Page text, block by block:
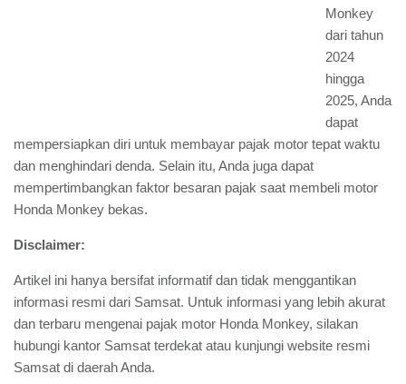
Monkey
dari tahun
2024
hingga
2025, Anda
dapat
mempersiapkan diri untuk membayar pajak motor tepat waktu
dan menghindari denda. Selain itu, Anda juga dapat
mempertimbangkan faktor besaran pajak saat membeli motor
Honda Monkey bekas.
Disclaimer:
Artikel ini hanya bersifat informatif dan tidak menggantikan
informasi resmi dari Samsat. Untuk informasi yang lebih akurat
dan terbaru mengenai pajak motor Honda Monkey, silakan
hubungi kantor Samsat terdekat atau kunjungi website resmi
Samsat di daerah Anda.